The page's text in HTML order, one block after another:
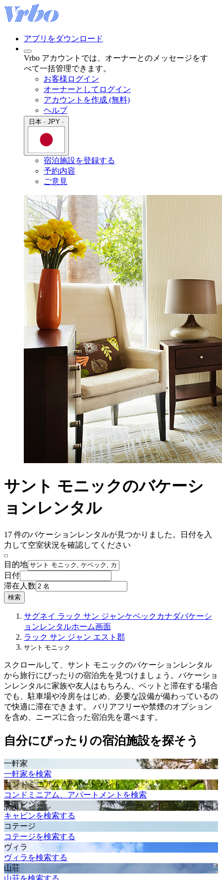
アプリをダウンロード
Vrbo アカウントでは、オーナーとのメッセージをす
べて一括管理できます。
お客様ログイン
オーナーとしてログイン
アカウントを作成 (無料)
ヘルプ
宿泊施設を登録する
予約内容
ご意見
サント モニックのバケーシ
ョンレンタル
17 件のバケーションレンタルが見つかりました。日付を入
力して空室状況を確認してください
目的地
日付
滞在人数
検索
サグネイ ラック サン ジャンケベック カナダバケーシ
ョンレンタルホーム画面
ラック サン ジャン エスト郡
サント モニック
スクロールして、サント モニックのバケーションレンタル
から旅行にぴったりの宿泊先を見つけましょう。バケーショ
ンレンタルに家族や友人はもちろん、ペットと滞在する場合
でも、駐車場や冷房をはじめ、必要な設備が備わっているの
で快適に滞在できます。 バリアフリーや禁煙のオプション
を含め、ニーズに合った宿泊先を選べます。
自分にぴったりの宿泊施設を探そう
一軒家
一軒家を検索
コンドミニアム / アパートメント
コンドミニアム、アパートメントを検索
キャビン
キャビンを検索する
コテージ
コテージを検索する
ヴィラ
ヴィラを検索する
山荘